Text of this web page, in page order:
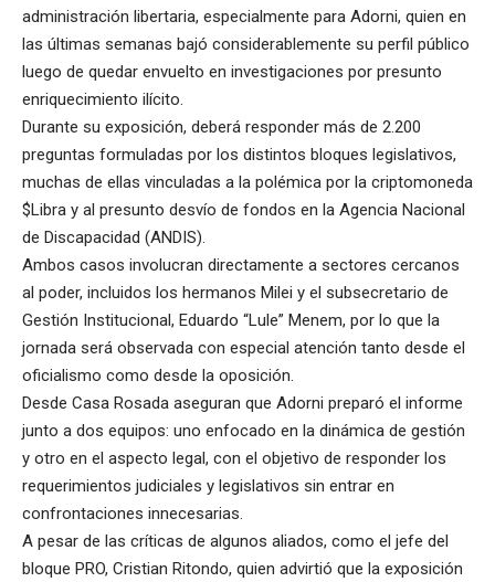
administración libertaria, especialmente para Adorni, quien en
las últimas semanas bajó considerablemente su perfil público
luego de quedar envuelto en investigaciones por presunto
enriquecimiento ilícito.
Durante su exposición, deberá responder más de 2.200
preguntas formuladas por los distintos bloques legislativos,
muchas de ellas vinculadas a la polémica por la criptomoneda
$Libra y al presunto desvío de fondos en la Agencia Nacional
de Discapacidad (ANDIS).
Ambos casos involucran directamente a sectores cercanos
al poder, incluidos los hermanos Milei y el subsecretario de
Gestión Institucional, Eduardo “Lule” Menem, por lo que la
jornada será observada con especial atención tanto desde el
oficialismo como desde la oposición.
Desde Casa Rosada aseguran que Adorni preparó el informe
junto a dos equipos: uno enfocado en la dinámica de gestión
y otro en el aspecto legal, con el objetivo de responder los
requerimientos judiciales y legislativos sin entrar en
confrontaciones innecesarias.
A pesar de las críticas de algunos aliados, como el jefe del
bloque PRO, Cristian Ritondo, quien advirtió que la exposición